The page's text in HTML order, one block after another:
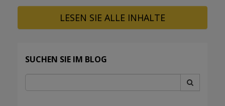
LESEN SIE ALLE INHALTE
SUCHEN SIE IM BLOG